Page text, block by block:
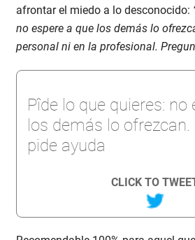
afrontar el miedo a lo desconocido:
no espere a que los demás lo
personal ni en la profesional.
Pîde lo que quieres: no
los demás lo
pide ayuda
CLICK TO